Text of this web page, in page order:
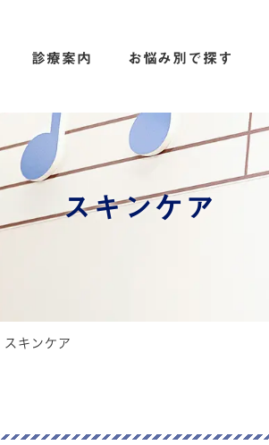
診療案内 お悩み別で探す
スキンケア
スキンケア